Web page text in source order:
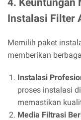
Instalasi Filter
Memilih paket
memberikan
Instalasi
proses instalasi
memastikan
Media Filtrasi